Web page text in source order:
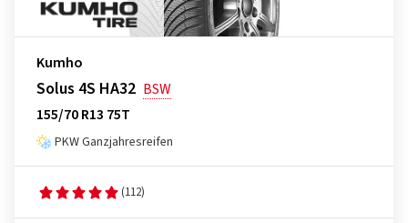
Kumho
Solus 4S HA32 BSW
155/70 R13 75T
PKW Ganzjahresreifen
(112)